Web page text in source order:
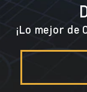
¡Lo mejor